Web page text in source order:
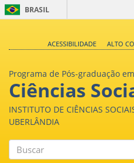
BRASIL
ACESSIBILIDADE
ALTO
Programa de Pós-graduação em
Ciências
INSTITUTO DE CIÊNCIAS
UBERLÂNDIA